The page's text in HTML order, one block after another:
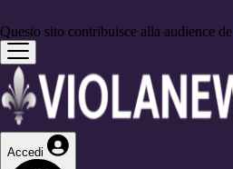
Questo sito contribuisce alla audience de
Accedi